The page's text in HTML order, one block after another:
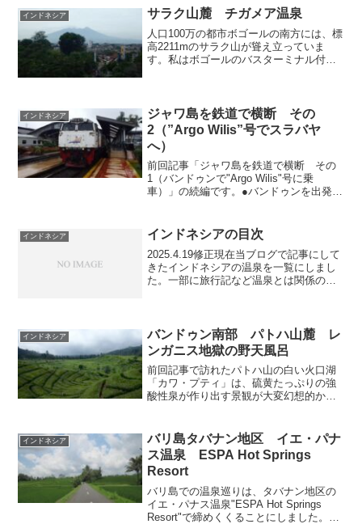
インドネシア サラク山麓 チガメア温泉
人口100万の都市ボゴールの南方には、標
高2211mのサラク山が聳え立っていま
す。私はボゴールのバスターミナル付近
でも温泉が湧いてい...
インドネシア
ジャワ島を鉄道で横断 その
2（”Argo Wilis”号でスラバヤ
へ）
前回記事「ジャワ島を鉄道で横断 その
1（バンドゥンで"Argo Wilis"号に乗
車）」の続編です。●バンドゥンを出発
バンドゥンから徐々に山を下ってゆくた
め、線路...
インドネシア インドネシアの目次
2025.4.19修正現在当ブログで記事にして
きたインドネシアの温泉を一覧にしまし
た。一部に旅行記など温泉とは関係の無
ル郊外 ティ...
インドネシア
バンドゥン南部 パトハ山麓 レ
ンガニス地獄の野天風呂
前回記事で訪れたパトハ山の白い火口湖
「カワ・プティ」は、硫黄たっぷりの強
酸性泉が作り出す景観が大変幻想的かつ
をすることはできませんでした。でも山
域の別の地熱地帯に行けば...
インドネシア
バリ島タバナン地区 イエ・パナ
ス温泉 ESPA Hot Springs
Resort
バリ島での温泉巡りは、タバナン地区の
イエ・パナス温泉"ESPA Hot Springs
Resort"で締めくくることにしました。